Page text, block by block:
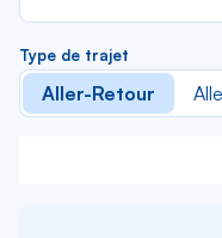
Type de trajet
Aller-Retour